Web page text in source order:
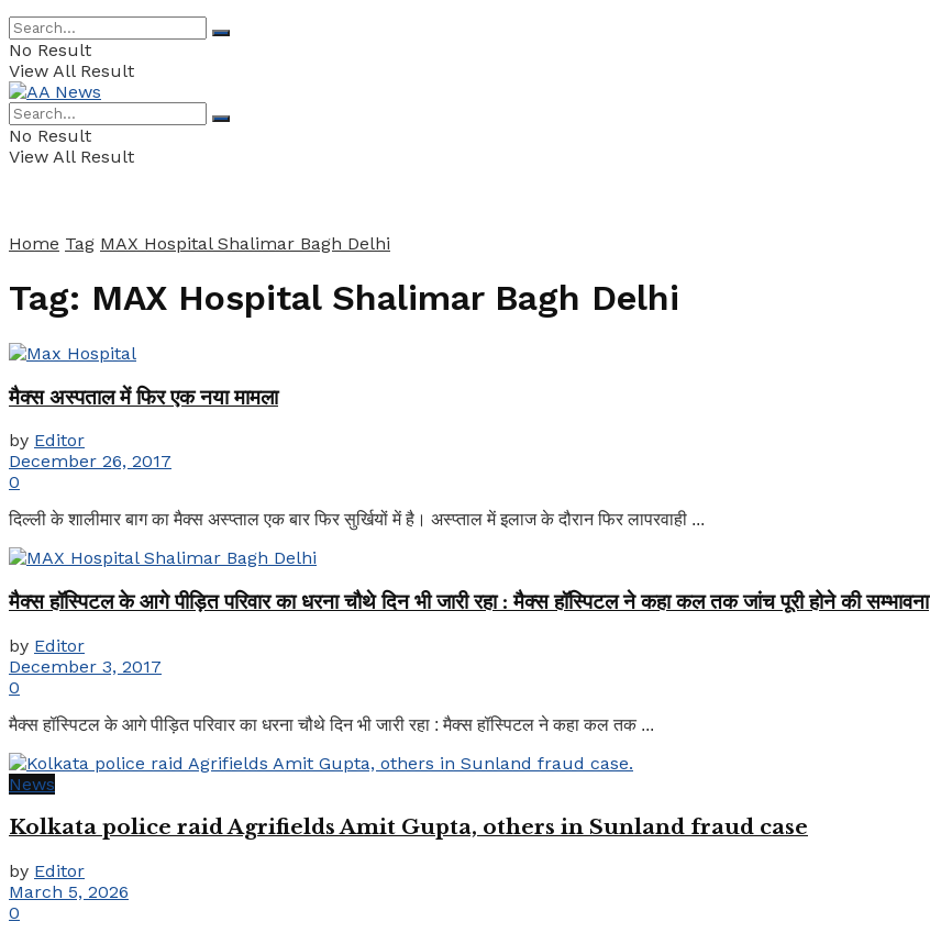
No Result
View All Result
No Result
View All Result
Home Tag MAX Hospital Shalimar Bagh Delhi
Tag: MAX Hospital Shalimar Bagh Delhi
मैक्स अस्पताल में फिर एक नया मामला
by Editor
December 26, 2017
0
दिल्ली के शालीमार बाग का मैक्स अस्प्ताल एक बार फिर सुर्खियों में है। अस्प्ताल में इलाज के दौरान फिर लापरवाही ...
मैक्स हॉस्पिटल के आगे पीड़ित परिवार का धरना चौथे दिन भी जारी रहा : मैक्स हॉस्पिटल ने कहा कल तक जांच पूरी होने की सम्भावना
by Editor
December 3, 2017
0
मैक्स हॉस्पिटल के आगे पीड़ित परिवार का धरना चौथे दिन भी जारी रहा : मैक्स हॉस्पिटल ने कहा कल तक ...
News
Kolkata police raid Agrifields Amit Gupta, others in Sunland fraud case
by Editor
March 5, 2026
0